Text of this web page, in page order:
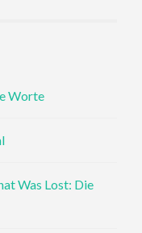
Worte
Was Lost: Die